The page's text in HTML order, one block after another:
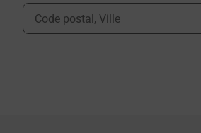
Ville, Département, Code Postal